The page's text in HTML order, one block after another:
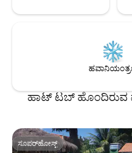
ಹಾಟ್ ಟಬ್ ಹೊಂದಿರುವ
ಸೂಪರ್‌ಹೋಸ್ಟ್
ಸೂಪರ್‌ಹೋಸ್ಟ್